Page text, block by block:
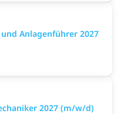
Anlagenführer 2027
2027 (m/w/d)